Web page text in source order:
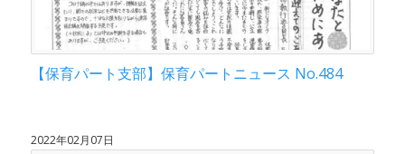
【保育パート支部】保育パートニュース No.484
2022年02月07日